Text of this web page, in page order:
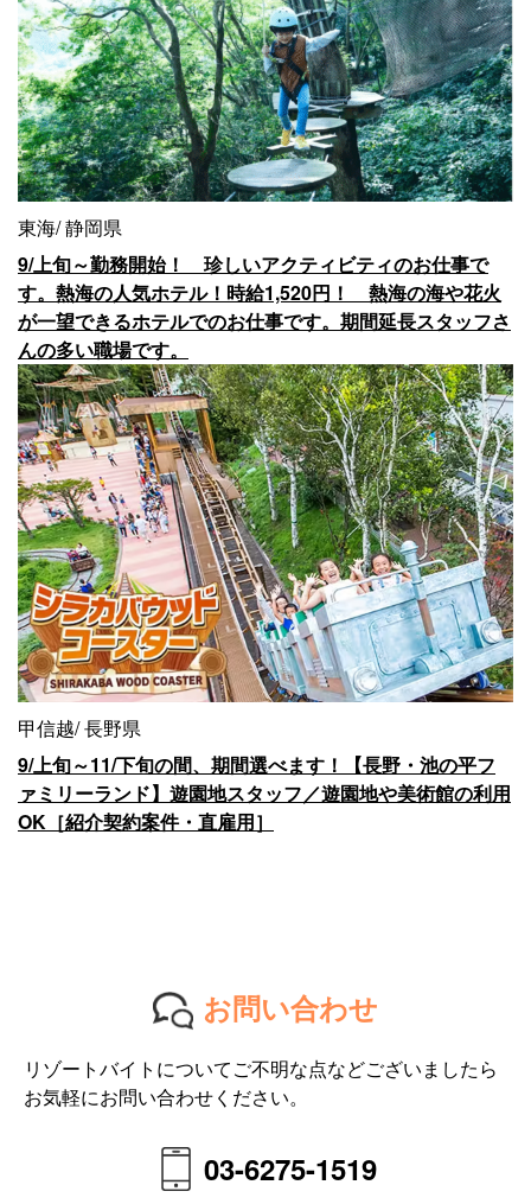
東海 静岡県
9/上旬～勤務開始！ 珍しいアクティビティのお仕事で
す。熱海の人気ホテル！時給1,520円！ 熱海の海や花火
が一望できるホテルでのお仕事です。期間延長スタッフさ
んの多い職場です。
甲信越 長野県
9/上旬～11/下旬の間、期間選べます！【長野・池の平フ
ァミリーランド】遊園地スタッフ／遊園地や美術館の利用
OK［紹介契約案件・直雇用］
お問い合わせ
リゾートバイトについてご不明な点などございましたら
お気軽にお問い合わせください。
03-6275-1519